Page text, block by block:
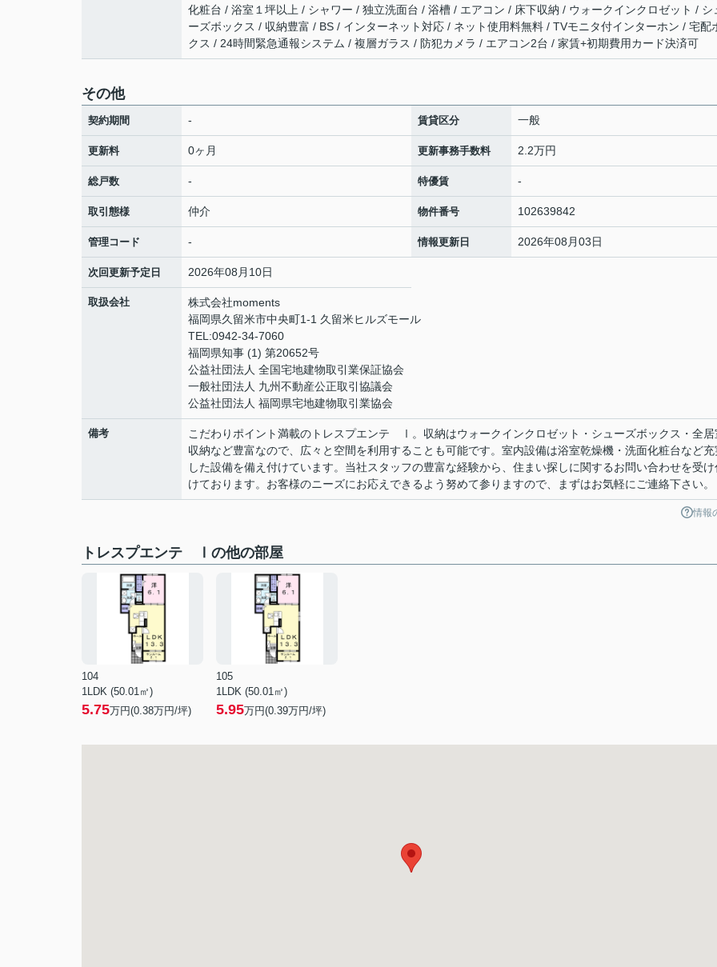
化粧台 / 浴室１坪以上 / シャワー / 独立洗面台 / 浴槽 / エアコン / 床下収納 / ウォークインクロゼット / シ
ーズボックス / 収納豊富 / BS / インターネット対応 / ネット使用料無料 / TVモニタ付インターホン / 宅配
クス / 24時間緊急通報システム / 複層ガラス / 防犯カメラ / エアコン2台 / 家賃+初期費用カード決済可
その他
契約期間 - 賃貸区分 一般
更新料 0ヶ月 更新事務手数料 2.2万円
総戸数 - 特優賃 -
取引態様 仲介 物件番号 102639842
管理コード - 情報更新日 2026年08月03日
次回更新予定日 2026年08月10日
取扱会社
株式会社moments
福岡県久留米市中央町1-1 久留米ヒルズモール
TEL:0942-34-7060
福岡県知事 (1) 第20652号
公益社団法人 全国宅地建物取引業保証協会
一般社団法人 九州不動産公正取引協議会
公益社団法人 福岡県宅地建物取引業協会
備考
こだわりポイント満載のトレスプエンテ Ⅰ。収納はウォークインクロゼット・シューズボックス・全居
収納など豊富なので、広々と空間を利用することも可能です。室内設備は浴室乾燥機・洗面化粧台など充
した設備を備え付けています。当社スタッフの豊富な経験から、住まい探しに関するお問い合わせを受け
けております。お客様のニーズにお応えできるよう努めて参りますので、まずはお気軽にご連絡下さい。
情報
トレスプエンテ Ⅰの他の部屋
104
1LDK (50.01㎡)
5.75万円(0.38万円/坪)
105
1LDK (50.01㎡)
5.95万円(0.39万円/坪)